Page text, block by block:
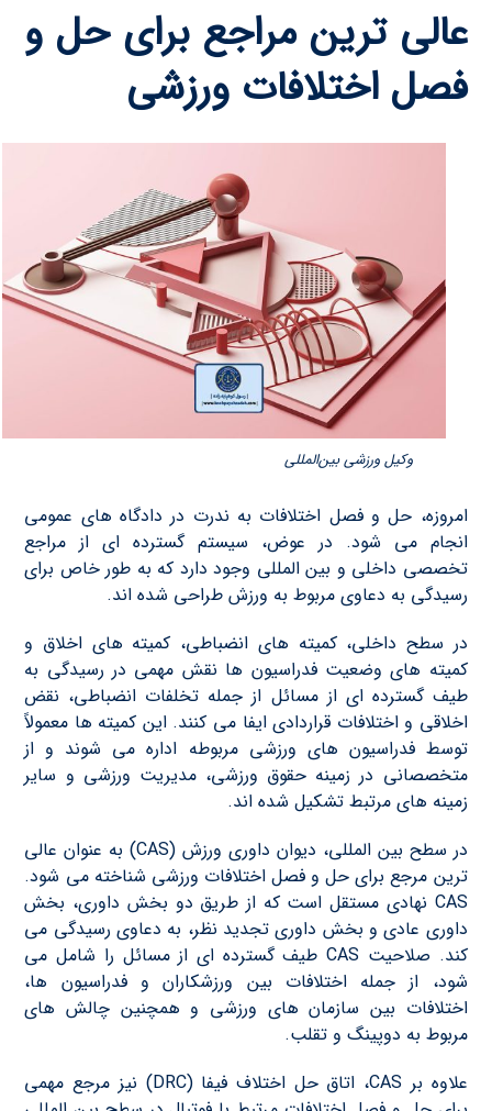
عالی ترین مراجع برای حل و
فصل اختلافات ورزشی
وکیل ورزشی بین‌المللی
امروزه، حل و فصل اختلافات به ندرت در دادگاه های عمومی
انجام می شود. در عوض، سیستم گسترده ای از مراجع
تخصصی داخلی و بین المللی وجود دارد که به طور خاص برای
رسیدگی به دعاوی مربوط به ورزش طراحی شده اند.
در سطح داخلی، کمیته های انضباطی، کمیته های اخلاق و
کمیته های وضعیت فدراسیون ها نقش مهمی در رسیدگی به
طیف گسترده ای از مسائل از جمله تخلفات انضباطی، نقض
اخلاقی و اختلافات قراردادی ایفا می کنند. این کمیته ها معمولاً
توسط فدراسیون های ورزشی مربوطه اداره می شوند و از
متخصصانی در زمینه حقوق ورزشی، مدیریت ورزشی و سایر
زمینه های مرتبط تشکیل شده اند.
در سطح بین المللی، دیوان داوری ورزش (CAS) به عنوان عالی
ترین مرجع برای حل و فصل اختلافات ورزشی شناخته می شود.
CAS نهادی مستقل است که از طریق دو بخش داوری، بخش
داوری عادی و بخش داوری تجدید نظر، به دعاوی رسیدگی می
کند. صلاحیت CAS طیف گسترده ای از مسائل را شامل می
شود، از جمله اختلافات بین ورزشکاران و فدراسیون ها،
اختلافات بین سازمان های ورزشی و همچنین چالش های
مربوط به دوپینگ و تقلب.
علاوه بر CAS، اتاق حل اختلاف فیفا (DRC) نیز مرجع مهمی